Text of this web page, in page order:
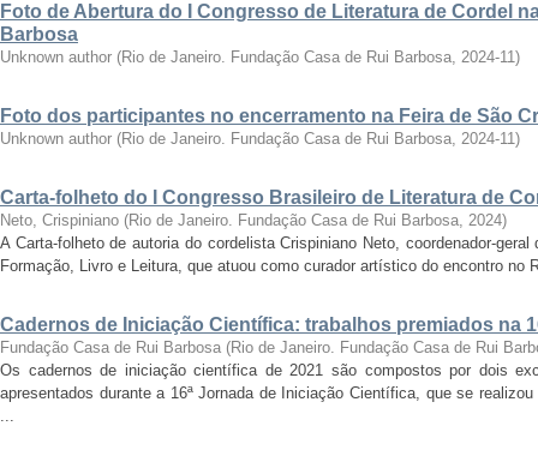
Foto de Abertura do I Congresso de Literatura de Cordel
Barbosa
Unknown author (Rio de Janeiro. Fundação Casa de Rui Barbosa, 2024-11)
Foto dos participantes no encerramento na Feira de São
Unknown author (Rio de Janeiro. Fundação Casa de Rui Barbosa, 2024-11)
Carta-folheto do I Congresso Brasileiro de Literatura de
Neto, Crispiniano (Rio de Janeiro. Fundação Casa de Rui Barbosa, 2024)
A Carta-folheto de autoria do cordelista Crispiniano Neto, coordenador-
Formação, Livro e Leitura, que atuou como curador artístico do encontro no
Cadernos de Iniciação Científica: trabalhos premiados na
Fundação Casa de Rui Barbosa (Rio de Janeiro. Fundação Casa de Rui
Os cadernos de iniciação científica de 2021 são compostos por dois
apresentados durante a 16ª Jornada de Iniciação Científica, que se
...